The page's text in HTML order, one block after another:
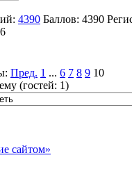
4390 Баллов: 4390
Пред. 1 ... 6 7 8 9 10
(гостей: 1)
сайтом»